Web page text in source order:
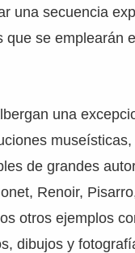
una secuencia
se emplearán
una
de grandes
Renoir,
otros ejemplos
dibujos y